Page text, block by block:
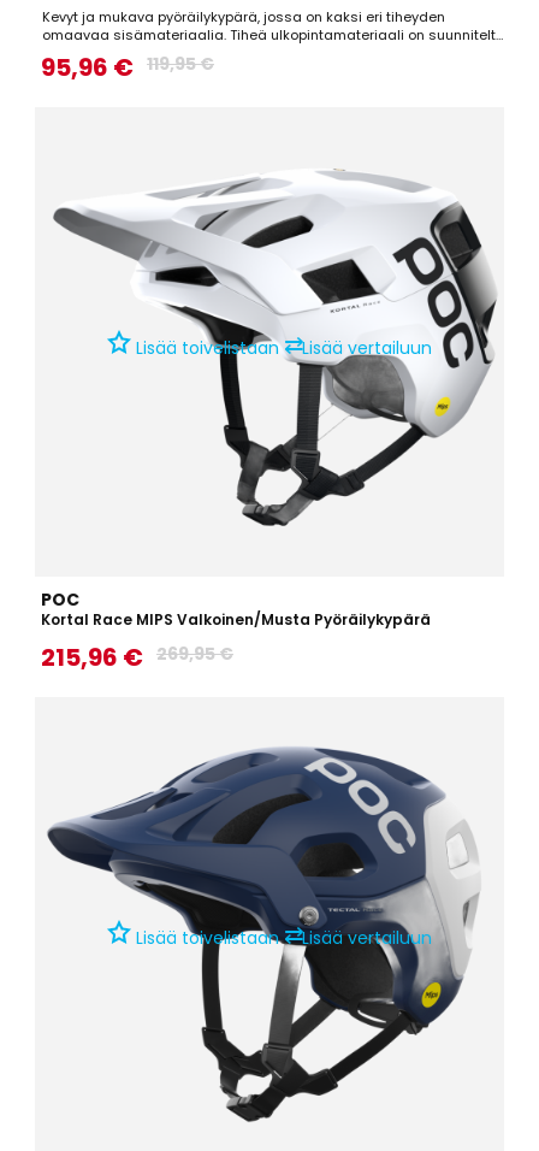
Kevyt ja mukava pyöräilykypärä, jossa on kaksi eri tiheyden
omaavaa sisämateriaalia. Tiheä ulkopintamateriaali on suunniteltu
suojaamaan teräviltä iskuilta, kun taas pehmeä sisämateriaali
joustaa iskujen aikana vähentäen iskun päähän kohdistuvaa
95,96 € 119,95 €
Lisää toivelistaan ⇄Lisää vertailuun
POC
Kortal Race MIPS Valkoinen/Musta Pyöräilykypärä
215,96 € 269,95 €
Lisää toivelistaan ⇄Lisää vertailuun